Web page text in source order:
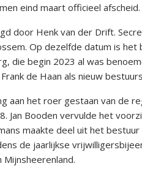
eind maart officieel afscheid.
door Henk van der Drift.
Op dezelfde datum is het
die begin 2023 al was
de Haan als nieuw
aan het roer gestaan van de
Jan Booden vervulde het
maakte deel uit het
de jaarlijkse